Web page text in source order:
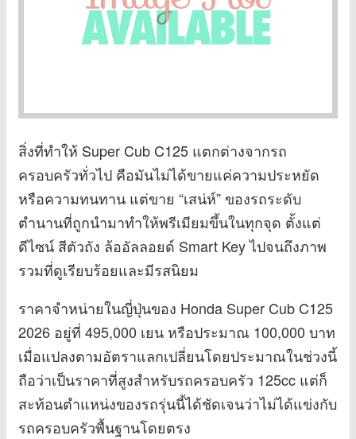
สิ่งที่ทำให้ Super Cub C125 แตกต่างจากรถ
ครอบครัวทั่วไป คือมันไม่ได้ขายแค่ความประหยัด
หรือความทนทาน แต่ขาย “เสน่ห์” ของรถระดับ
ตำนานที่ถูกนำมาทำให้พรีเมียมขึ้นในทุกจุด ตั้งแต่
ดีไซน์ สีตัวถัง ล้ออัลลอยด์ Smart Key ไปจนถึงภาพ
รวมที่ดูเรียบร้อยและมีรสนิยม
ราคาจำหน่ายในญี่ปุ่นของ Honda Super Cub C125
2026 อยู่ที่ 495,000 เยน หรือประมาณ 100,000 บาท
เมื่อแปลงตามอัตราแลกเปลี่ยนโดยประมาณในช่วงนี้
ถือว่าเป็นราคาที่สูงสำหรับรถครอบครัว 125cc แต่ก็
สะท้อนตำแหน่งของรถรุ่นนี้ได้ชัดเจนว่าไม่ได้แข่งกับ
รถครอบครัวพื้นฐานโดยตรง